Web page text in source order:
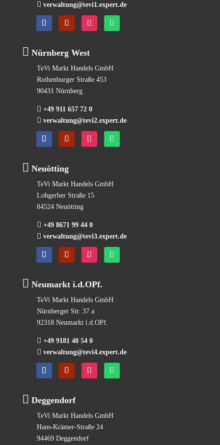
 verwaltung@tevi1.expert.de
 Nürnberg West
TeVi Markt Handels GmbH
Rothenburger Straße 453
90431 Nürnberg
 +49 911 657 72 0
 verwaltung@tevi2.expert.de
 Neuötting
TeVi Markt Handels GmbH
Lohgerber Straße 15
84524 Neuötting
 +49 8671 99 44 0
 verwaltung@tevi3.expert.de
 Neumarkt i.d.OPf.
TeVi Markt Handels GmbH
Nürnberger Str. 37 a
92318 Neumarkt i.d.OPf.
 +49 9181 40 54 0
 verwaltung@tevi4.expert.de
 Deggendorf
TeVi Markt Handels GmbH
Hans-Krämer-Straße 24
94469 Deggendorf